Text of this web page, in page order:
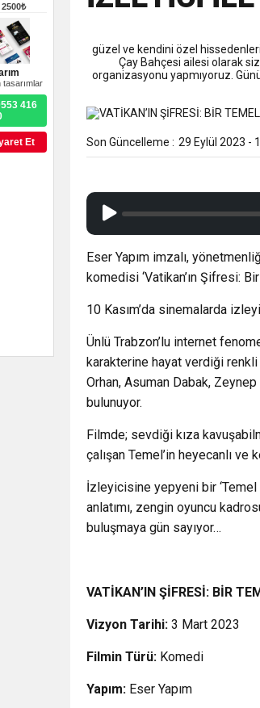
2500₺
416
Et
18:59
güzel ve kendini özel
Çay Bahçesi ailesi olarak
organizasyonu yapmıyoruz.
Son Güncelleme : 29 Eylül 2023 -
Eser Yapım imzalı,
komedisi ‘Vatikan’ın Şifresi:
10 Kasım’da sinemalarda
Ünlü Trabzon’lu internet
karakterine hayat verdiği renkli
Orhan, Asuman Dabak,
bulunuyor.
Filmde; sevdiği kıza
çalışan Temel’in heyecanlı ve
İzleyicisine yepyeni bir ‘Temel
anlatımı, zengin oyuncu
buluşmaya gün sayıyor…
VATİKAN’IN ŞİFRESİ: BİR
Vizyon Tarihi: 3 Mart 2023
Filmin Türü: Komedi
Yapım: Eser Yapım